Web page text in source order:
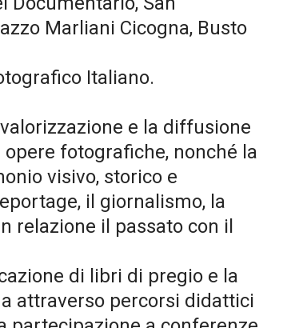
Marliani Cicogna, Busto
Italiano.
e la diffusione
fotografiche, nonché la
visivo, storico e
il giornalismo, la
relazione il passato con il
di libri di pregio e la
attraverso percorsi didattici